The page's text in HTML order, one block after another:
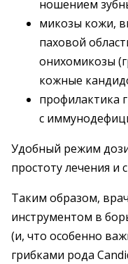
ношением
микозы кожи,
паховой
онихомикозы
кожные
профилактика
с
Удобный режим
простоту лечения и
Таким образом,
инструментом в
(и, что особенно
грибками рода